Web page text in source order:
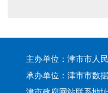
主办单位：津市市人
承办单位：津市市数